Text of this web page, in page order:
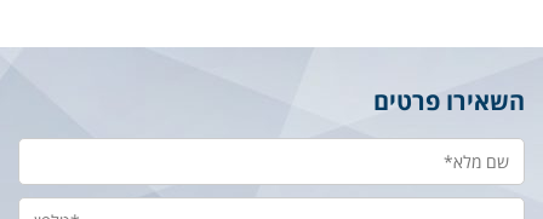
השאירו פרטים